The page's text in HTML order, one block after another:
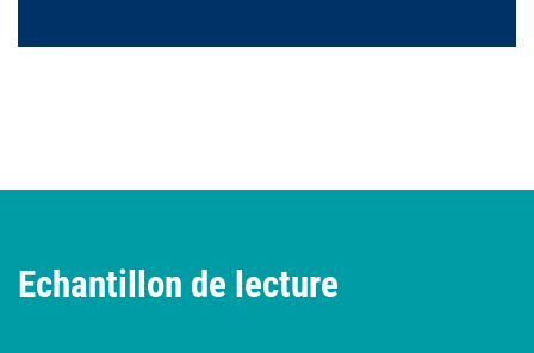
Echantillon de lecture